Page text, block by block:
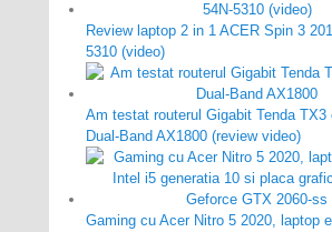
Review laptop 2 in 1 ACER Spin 3
5310 (video)
Am testat routerul Gigabit Tenda TX3
Dual-Band AX1800 (review video)
Gaming cu Acer Nitro 5 2020, laptop